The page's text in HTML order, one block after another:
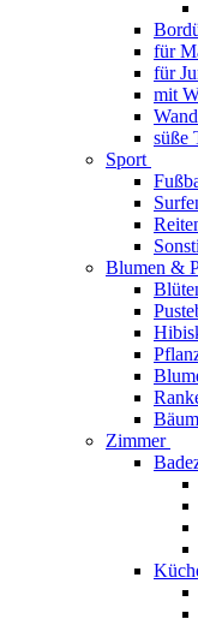
für
für
mit
süße
Sport
Blumen &
Zimmer